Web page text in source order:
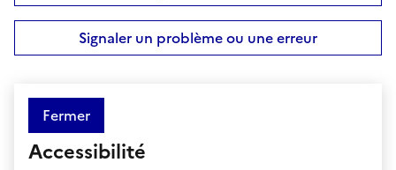
Signaler un problème ou une erreur
Fermer
Accessibilité